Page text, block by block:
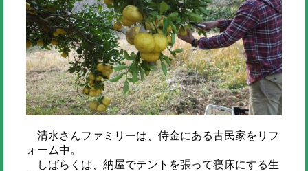
清水さんファミリーは、侍金にある古民家をリフ
ォーム中。
しばらくは、納屋でテントを張って寝床にする生